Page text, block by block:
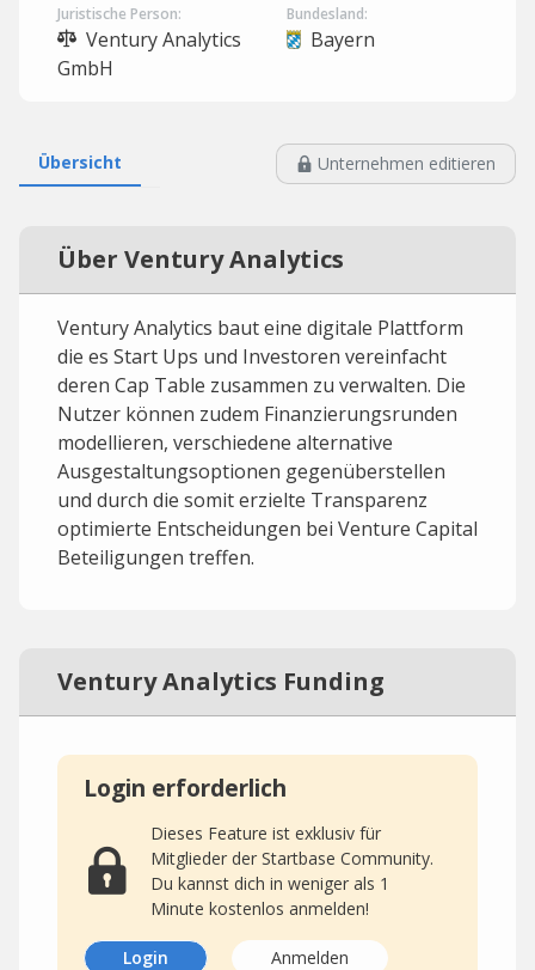
Juristische Person:
Ventury Analytics
GmbH
Bundesland:
Bayern
Übersicht Unternehmen editieren
Über Ventury Analytics
Ventury Analytics baut eine digitale Plattform
die es Start Ups und Investoren vereinfacht
deren Cap Table zusammen zu verwalten. Die
Nutzer können zudem Finanzierungsrunden
modellieren, verschiedene alternative
Ausgestaltungsoptionen gegenüberstellen
und durch die somit erzielte Transparenz
optimierte Entscheidungen bei Venture Capital
Beteiligungen treffen.
Ventury Analytics Funding
Login erforderlich
Dieses Feature ist exklusiv für
Mitglieder der Startbase Community.
Du kannst dich in weniger als 1
Minute kostenlos anmelden!
Login Anmelden